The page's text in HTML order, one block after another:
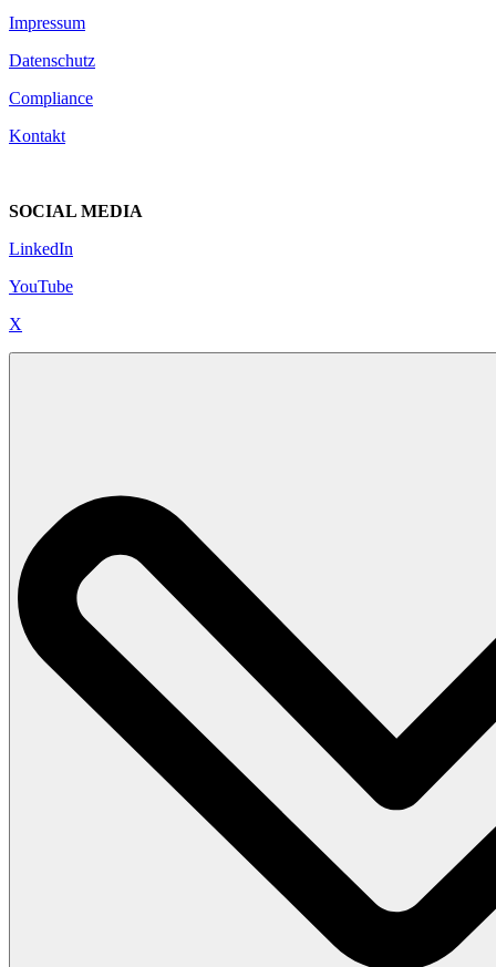
Impressum
Datenschutz
Compliance
Kontakt
SOCIAL MEDIA
LinkedIn
YouTube
X